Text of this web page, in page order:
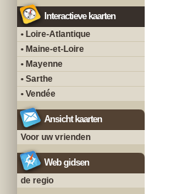
Interactieve kaarten
• Loire-Atlantique
• Maine-et-Loire
• Mayenne
• Sarthe
• Vendée
Ansicht kaarten
Voor uw vrienden
Web gidsen
de regio